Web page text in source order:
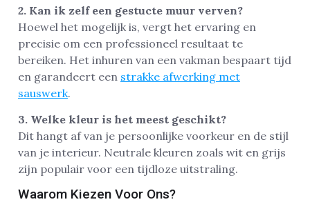
2. Kan ik zelf een gestucte muur verven?
Hoewel het mogelijk is, vergt het ervaring en
precisie om een professioneel resultaat te
bereiken. Het inhuren van een vakman bespaart tijd
en garandeert een strakke afwerking met
sauswerk.
3. Welke kleur is het meest geschikt?
Dit hangt af van je persoonlijke voorkeur en de stijl
van je interieur. Neutrale kleuren zoals wit en grijs
zijn populair voor een tijdloze uitstraling.
Waarom Kiezen Voor Ons?